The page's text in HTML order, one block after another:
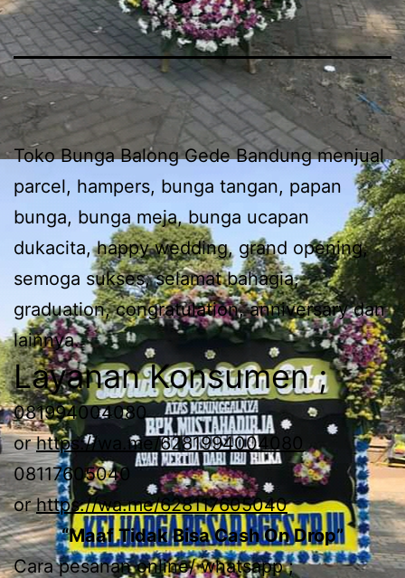
Toko Bunga Balong Gede Bandung menjual
parcel, hampers, bunga tangan, papan
bunga, bunga meja, bunga ucapan
dukacita, happy wedding, grand opening,
semoga sukses, selamat bahagia,
graduation, congratulation, anniversary dan
lainnya.
Layanan Konsumen ;
081994004080
orhttps://wa.me/6281994004080
08117605040
orhttps://wa.me/628117605040
“Maaf Tidak Bisa Cash On Drop”
Cara pesanan online/ whatsapp ;